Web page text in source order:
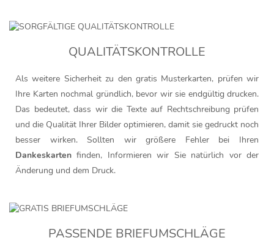
QUALITÄTSKONTROLLE
Als weitere Sicherheit zu den gratis Musterkarten, prüfen wir
Ihre Karten nochmal gründlich, bevor wir sie endgültig drucken.
Das bedeutet, dass wir die Texte auf Rechtschreibung prüfen
und die Qualität Ihrer Bilder optimieren, damit sie gedruckt noch
besser wirken. Sollten wir größere Fehler bei Ihren
Dankeskarten finden, Informieren wir Sie natürlich vor der
Änderung und dem Druck.
PASSENDE BRIEFUMSCHLÄGE